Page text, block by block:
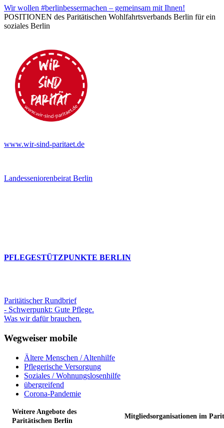
Wir wollen #berlinbessermachen – gemeinsam mit Ihnen!
POSITIONEN des Paritätischen Wohlfahrtsverbands Berlin für ein
soziales Berlin
www.wir-sind-paritaet.de
Landesseniorenbeirat Berlin
PFLEGESTÜTZPUNKTE BERLIN
Paritätischer Rundbrief
- Schwerpunkt: Gute Pflege.
Was wir dafür brauchen.
Wegweiser mobile
Ältere Menschen / Altenhilfe
Pflegerische Versorgung
Soziales / Wohnungslosenhilfe
übergreifend
Corona-Pandemie
Weitere Angebote des
Paritätischen Berlin
Mitgliedsorganisationen im